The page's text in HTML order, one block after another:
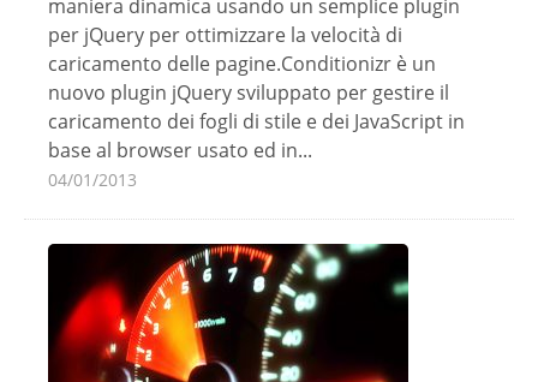
maniera dinamica usando un semplice plugin
per jQuery per ottimizzare la velocità di
caricamento delle pagine.Conditionizr è un
nuovo plugin jQuery sviluppato per gestire il
caricamento dei fogli di stile e dei JavaScript in
base al browser usato ed in...
04/01/2013